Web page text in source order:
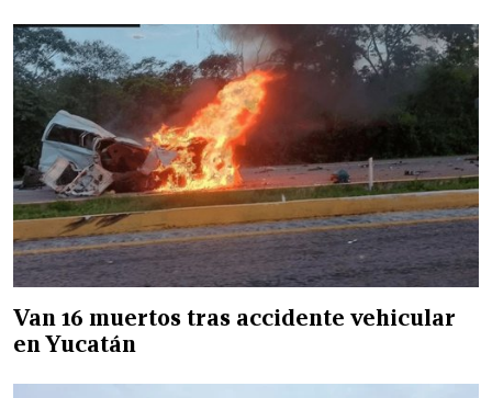
Van 16 muertos tras accidente vehicular
en Yucatán